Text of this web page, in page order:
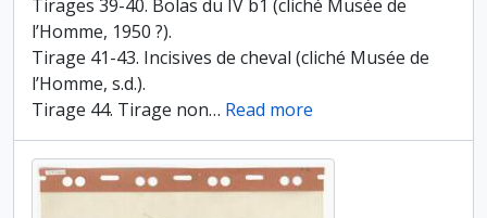
Tirages 39-40. Bolas du IV b1 (cliché Musée de
l’Homme, 1950 ?).
Tirage 41-43. Incisives de cheval (cliché Musée de
l’Homme, s.d.).
Tirage 44. Tirage non… Read more